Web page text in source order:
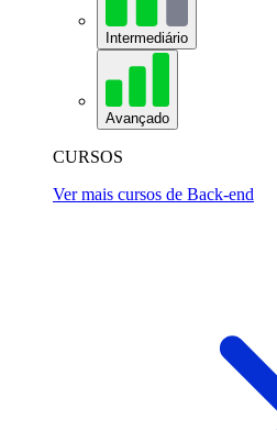
Intermediário
Avançado
CURSOS
Ver mais cursos de Back-end